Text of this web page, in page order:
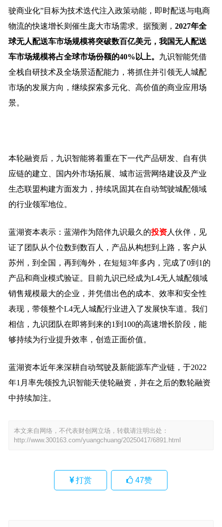
驶商业化”目标为技术迭代注入政策动能，即时配送与电商
物流的快速增长则催生庞大市场需求。据预测， 2027年全
球无人配送车市场规模将突破数百亿美元，我国无人配送
车市场规模将占全球市场份额的40%以上。 九识智能凭借
全栈自研技术及全场景适配能力，将抓住并引领无人城配
市场的发展方向，继续探索多元化、高价值的商业应用场
景。
本轮融资后，九识智能将着重在下一代产品研发、自有供
应链的建立、国内外市场拓展、城市运营网络建设及产业
生态联盟构建方面发力，持续巩固其在自动驾驶城配领域
的行业领军地位。
蓝湖资本表示：蓝湖作为陪伴九识最久的投资人伙伴，见
证了团队从个位数到数百人，产品从构想到上路，客户从
苏州，到全国，再到海外，在短短3年多内，完成了0到1的
产品和商业模式验证。目前九识已经成为L4无人城配领域
销售规模最大的企业，并凭借出色的成本、效率和安全性
表现，带领整个L4无人城配行业进入了发展快车道。我们
相信，九识团队在即将到来的1到100的高速增长阶段，能
够持续为行业提升效率，创造正面价值。
蓝湖资本近年来深耕自动驾驶及新能源车产业链，于2022
年1月率先领投九识智能天使轮融资，并在之后的数轮融资
中持续加注。
本文来自网络，不代表财创网立场，转载请注明出处：
http://www.300163.com/yuangchuang/20250417/6891.html
打赏 47赞